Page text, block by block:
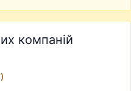
компаній